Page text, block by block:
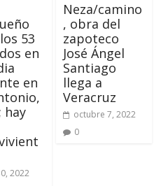
53
en
en
hay
2022
Neza/camino
, obra del
zapoteco
José Ángel
Santiago
llega a
Veracruz
octubre 7, 2022
0